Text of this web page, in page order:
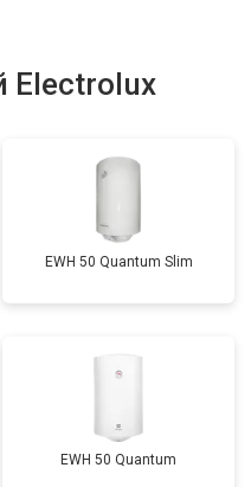
от 3900 ₽ Заказать
Electrolux
EWH 50 Quantum Slim
EWH 50 Quantum